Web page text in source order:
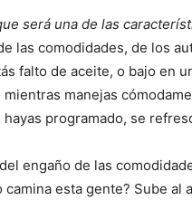
será una de las
las comodidades, de los
falto de aceite, o bajo en
manejas
programado, se
engaño de las
camina esta gente? Sube